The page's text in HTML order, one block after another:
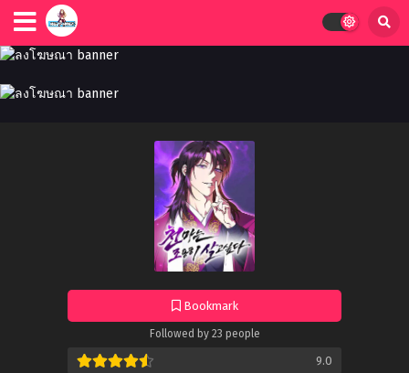
Bookmark
Followed by 23 people
9.0